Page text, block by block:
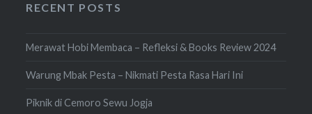
RECENT POSTS
Merawat Hobi Membaca – Refleksi & Books Review 2024
Warung Mbak Pesta – Nikmati Pesta Rasa Hari Ini
Piknik di Cemoro Sewu Jogja